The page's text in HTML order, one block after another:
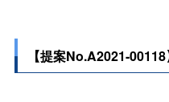
【提案No.A2021-